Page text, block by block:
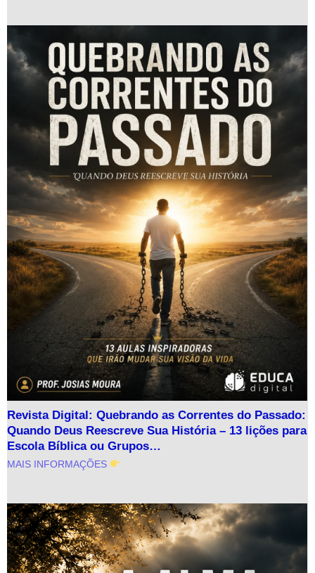
Revista Digital: Quebrando as Correntes do Passado:
Quando Deus Reescreve Sua História – 13 lições para
Escola Bíblica ou Grupos…
MAIS INFORMAÇÕES